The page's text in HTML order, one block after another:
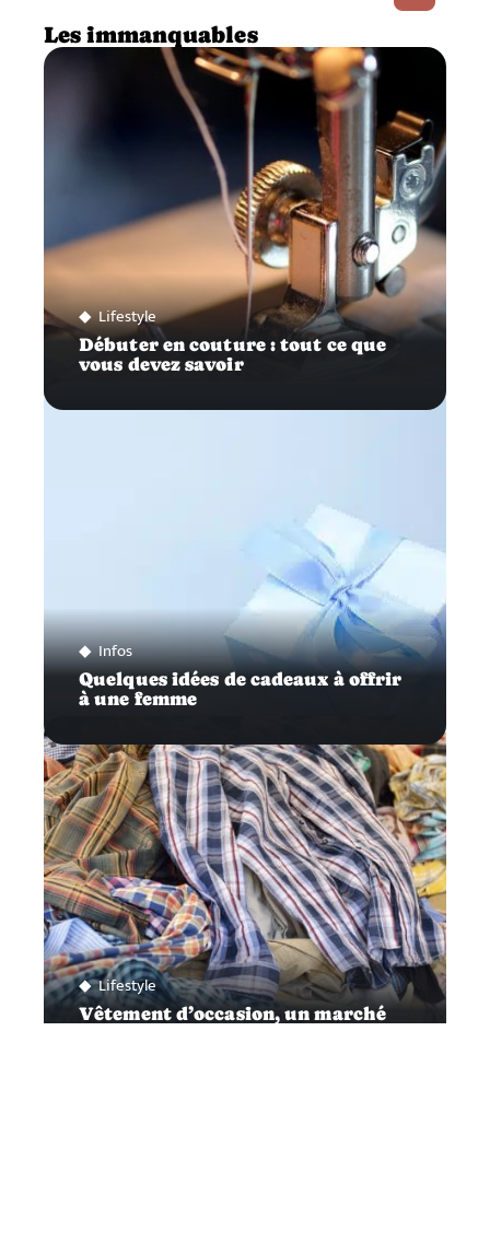
Les immanquables
Lifestyle
Débuter en couture : tout ce que
vous devez savoir
Infos
Quelques idées de cadeaux à offrir
à une femme
Lifestyle
Vêtement d’occasion, un marché